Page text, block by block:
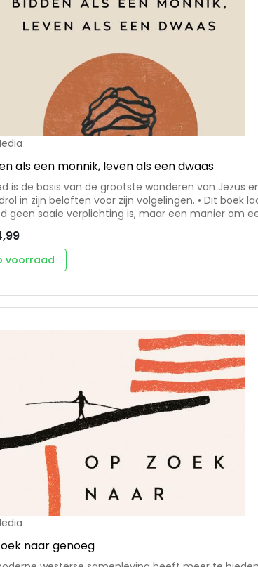
als een monnik, leven als een dwaas
is de basis van de grootste wonderen van Jezus
in zijn beloften voor zijn volgelingen. • Dit boek
geen saaie verplichting is, maar een manier om
verhalen gecombineerd met actueel bijbels
over de rol van gebed in de kerk
en plaatsen. • Advies bij ontmoediging, twijfel of
waaronder stilte, biecht en dankzegging. Tyler Staton is
Amerikaanse voorganger met een grote
bij een internationaal publiek van vooral jonge
voorraad
naar genoeg